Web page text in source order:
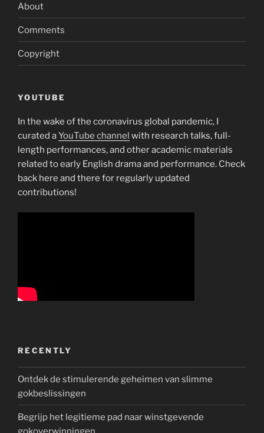
About
Comments
Copyright
YOUTUBE
In the wake of the coronavirus global pandemic, I
curated aYouTube channel with research talks, full-
length performances, and other academic materials
related to early English drama and performance. Check
back here and there for regularly updated
contributions!
RECENTLY
Ontdek de stimulerende geheimen van slimme
gokbeslissingen
Begrijp het legitieme pad naar winstgevende